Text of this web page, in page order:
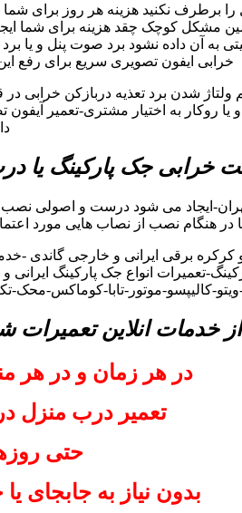
نکنید هزینه هر روز برای شما
کوچک چقد هزینه برای شما
داده نشود برد صوت پنل و یا برد
خرابی ایفون تصویری سریع برای رفع
شدن برد تعذیه دربازکن
به اختیار مشتری-تعمیر آیفون
خرابی جک پارکینگ یا
ایجاد می شود درست و اصولی
در هنگام نصب از نصاب هایی مورد
برقی ایرانی و خارجی گاندی -
تعمیرات انواع جک پارکینگ ایرانی
ویتو-کالیپسو-موتور-تابا-کوماکس-
خدمات انلاین تعمیرات
در هر زمان و در هر
تعمیر درب منزل
حتی
بدون نیاز به جابجای